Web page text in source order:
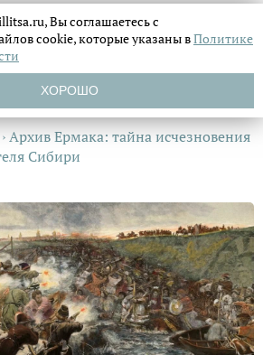
›Архив Ермака: тайна исчезновения
Сибири
Вы соглашаетесь с
cookie, которые указаны вПолитике
ХОРОШО